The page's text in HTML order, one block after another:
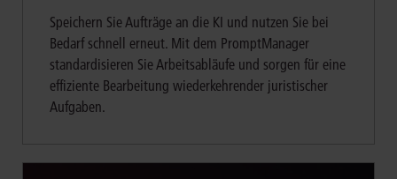
Speichern Sie Aufträge an die KI und nutzen Sie bei
Bedarf schnell erneut. Mit dem PromptManager
standardisieren Sie Arbeitsabläufe und sorgen für eine
effiziente Bearbeitung wiederkehrender juristischer
Aufgaben.